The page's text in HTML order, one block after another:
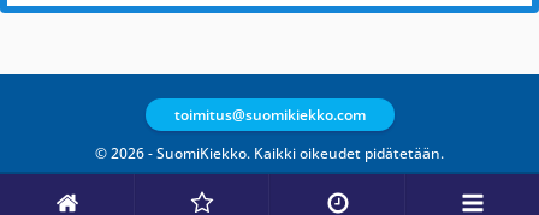
© 2026 - SuomiKiekko. Kaikki oikeudet pidätetään.
toimitus@suomikiekko.com